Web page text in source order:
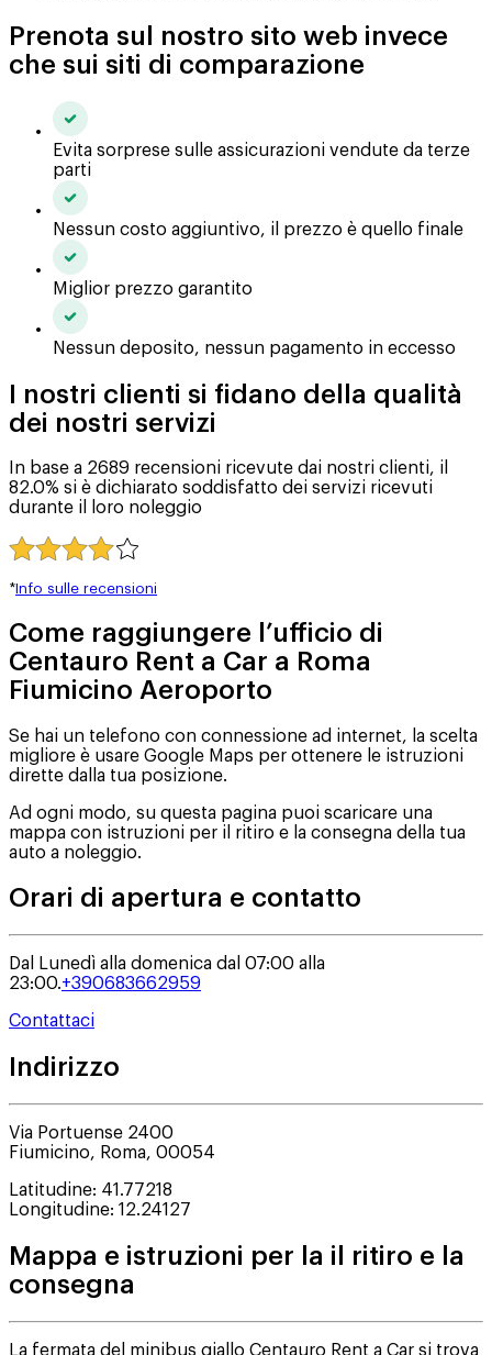
Prenota sul nostro sito web invece
che sui siti di comparazione
Evita sorprese sulle assicurazioni vendute da terze
parti
Nessun costo aggiuntivo, il prezzo è quello finale
Miglior prezzo garantito
Nessun deposito, nessun pagamento in eccesso
I nostri clienti si fidano della qualità
dei nostri servizi
In base a 2689 recensioni ricevute dai nostri clienti, il
82.0% si è dichiarato soddisfatto dei servizi ricevuti
durante il loro noleggio
*Info sulle recensioni
Come raggiungere l’ufficio di
Centauro Rent a Car a Roma
Fiumicino Aeroporto
Se hai un telefono con connessione ad internet, la scelta
migliore è usare Google Maps per ottenere le istruzioni
dirette dalla tua posizione.
Ad ogni modo, su questa pagina puoi scaricare una
mappa con istruzioni per il ritiro e la consegna della tua
auto a noleggio.
Orari di apertura e contatto
Dal Lunedì alla domenica dal 07:00 alla
23:00.+390683662959
Contattaci
Indirizzo
Via Portuense 2400
Fiumicino, Roma, 00054
Latitudine: 41.77218
Longitudine: 12.24127
Mappa e istruzioni per la il ritiro e la
consegna
La fermata del minibus giallo Centauro Rent a Car si trova